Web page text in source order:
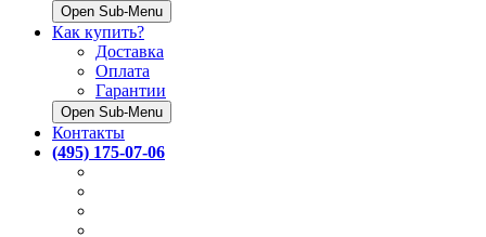
Open Sub-Menu
Как купить?
Доставка
Оплата
Гарантии
Open Sub-Menu
Контакты
(495) 175-07-06